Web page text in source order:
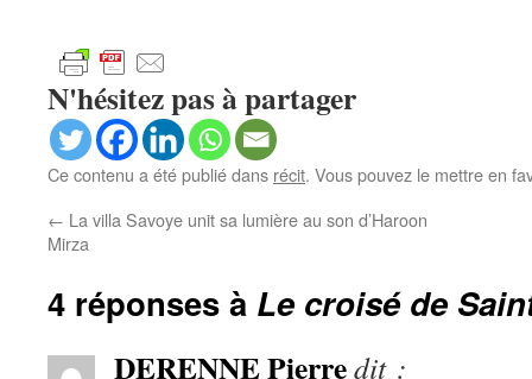
N'hésitez pas à partager
Ce contenu a été publié dans récit. Vous pouvez le mettre en
← La villa Savoye unit sa lumière au son d’Haroon
Mirza
4 réponses à Le croisé de
DERENNE Pierredit :